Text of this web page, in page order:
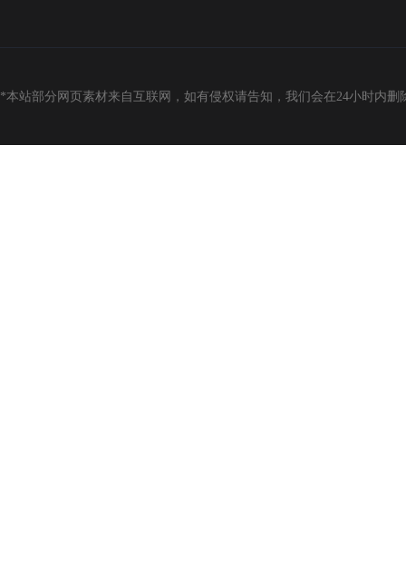
*本站部分网页素材来自互联网，如有侵权请告知，我们会在24小时内删